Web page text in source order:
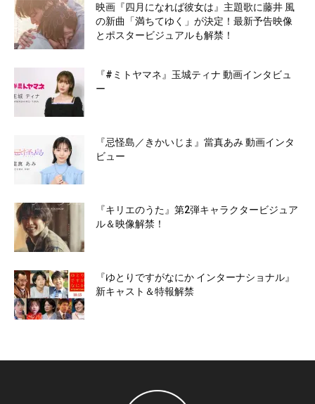
映画『四月になれば彼女は』主題歌に藤井 風
の新曲「満ちてゆく」が決定！最新予告映像
とポスタービジュアルも解禁！
『#ミトヤマネ』玉城ティナ 動画インタビュ
ー
『忌怪島／きかいじま』當真あみ 動画インタ
ビュー
『キリエのうた』第2弾キャラクタービジュア
ル＆映像解禁！
『ゆとりですがなにか インターナショナル』
新キャスト＆特報解禁